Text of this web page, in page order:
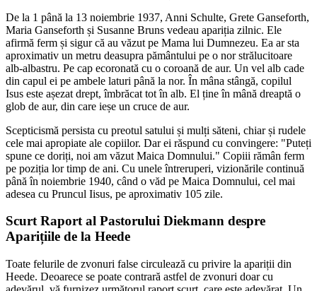
De la 1 până la 13 noiembrie 1937, Anni Schulte, Grete Ganseforth,
Maria Ganseforth și Susanne Bruns vedeau apariția zilnic. Ele
afirmă ferm și sigur că au văzut pe Mama lui Dumnezeu. Ea ar sta
aproximativ un metru deasupra pământului pe o nor strălucitoare
alb-albastru. Pe cap ecoronată cu o coroană de aur. Un vel alb cade
din capul ei pe ambele laturi până la nor. În mâna stângă, copilul
Isus este așezat drept, îmbrăcat tot în alb. El ține în mână dreaptă o
glob de aur, din care ieșe un cruce de aur.
Scepticismă persista cu preotul satului și mulți săteni, chiar și rudele
cele mai apropiate ale copiilor. Dar ei răspund cu convingere: "Puteți
spune ce doriți, noi am văzut Maica Domnului." Copiii rămân ferm
pe poziția lor timp de ani. Cu unele întreruperi, vizionările continuă
până în noiembrie 1940, când o văd pe Maica Domnului, cel mai
adesea cu Pruncul Iisus, pe aproximativ 105 zile.
Scurt Raport al Pastorului Diekmann despre
Aparițiile de la Heede
Toate felurile de zvonuri false circulează cu privire la apariții din
Heede. Deoarece se poate contrară astfel de zvonuri doar cu